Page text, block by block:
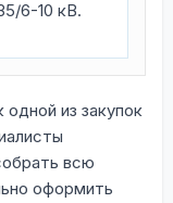
6-10 кВ.
из закупок
всю
оформить